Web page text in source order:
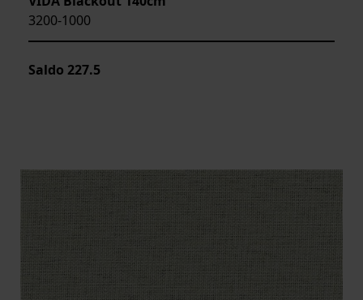
3200-1000
Saldo 227.5